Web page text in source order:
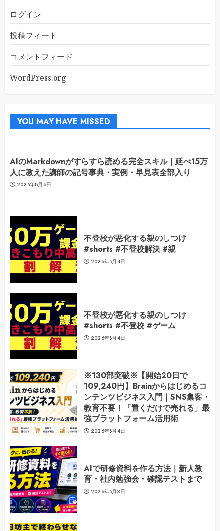
ログイン
投稿フィード
コメントフィード
WordPress.org
YOU MAY HAVE MISSED
AIのMarkdownがすらすら読める完全スキル｜延べ15万
人に教えた講師の記号事典・実例・早見表全部入り
2026年8月6日
不登校が悪化する親のしつけ
#shorts #不登校解決 #親
2026年8月4日
不登校が悪化する親のしつけ
#shorts #不登校 #ゲーム
2026年8月4日
※130部突破※【開始20日で
109,240円】Brainからはじめるコ
ンテンツビジネス入門｜SNS集客・
教育不要！「置くだけで売れる」最
強プラットフォーム活用術
2026年8月4日
AIで研修資料を作る方法｜新人教
育・社内勉強会・確認テストまで
2026年8月3日